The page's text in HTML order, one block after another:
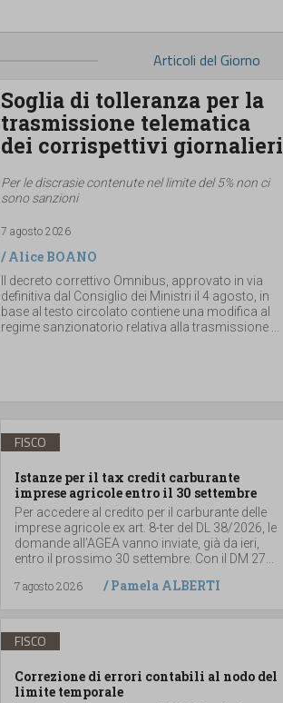
Articoli del Giorno
Soglia di tolleranza per la
trasmissione telematica
dei corrispettivi giornalieri
Per le discrasie contenute nel limite del 5% non ci
sono sanzioni
7 agosto 2026
/Alice BOANO
Il decreto correttivo Omnibus, approvato in via
definitiva dal Consiglio dei Ministri il 4 agosto, in
base al testo circolato contiene una modifica al
regime sanzionatorio relativa alla trasmissione ...
FISCO
Istanze per il tax credit carburante
imprese agricole entro il 30 settembre
Per accedere al credito per il carburante delle
imprese agricole ex art. 8-ter del DL 38/2026, le
domande all’AGEA vanno inviate, già da ieri,
entro il prossimo 30 settembre. Con il DM 27...
7 agosto 2026
/Pamela ALBERTI
FISCO
Correzione di errori contabili al nodo del
limite temporale